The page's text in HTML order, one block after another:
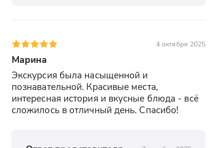
4 октября 2025
Марина
Экскурсия была насыщенной и
познавательной. Красивые места,
интересная история и вкусные блюда - всё
сложилось в отличный день. Спасибо!